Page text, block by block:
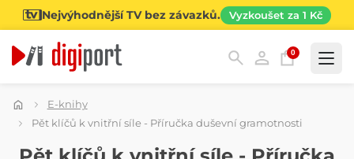
Nejvýhodnější TV bez závazků. Vyzkoušet za 1 Kč
0
Kategorie
E-knihy
Pět klíčů k vnitřní síle - Příručka duševní gramotnosti
E-KNIHA